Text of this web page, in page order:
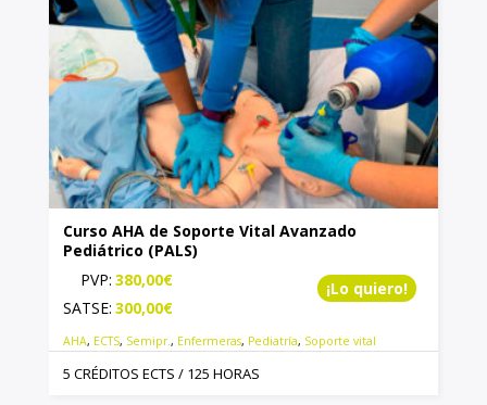
Curso AHA de Soporte Vital Avanzado
Pediátrico (PALS)
PVP: 380,00€
SATSE: 300,00€
¡Lo quiero!
AHA, ECTS, Semipr., Enfermeras, Pediatría, Soporte vital
5 CRÉDITOS ECTS / 125 HORAS